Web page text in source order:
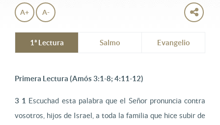
A+ A-
1ª Lectura Salmo Evangelio
Primera Lectura (Amós 3:1-8; 4:11-12)
3 1 Escuchad esta palabra que el Señor pronuncia contra
vosotros, hijos de Israel, a toda la familia que hice subir de